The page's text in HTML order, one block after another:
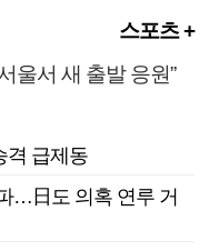
스포츠 +
울서 새 출발 응원”
격 급제동
…日도 의혹 연루 거